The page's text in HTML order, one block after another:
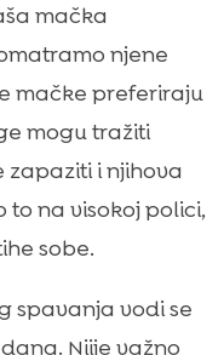
mačka
njene
mačke preferiraju
mogu tražiti
zapaziti i njihova
to na visokoj polici,
sobe.
spavanja vodi se
Niije važno